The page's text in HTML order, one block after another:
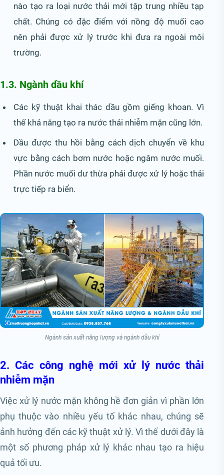
nào tạo ra loại nước thải mới tập trung nhiều tạp
chất. Chúng có đặc điểm với nồng độ muối cao
nên phải được xử lý trước khi đưa ra ngoài môi
trường.
1.3. Ngành dầu khí
Các kỹ thuật khai thác dầu gồm giếng khoan. Vì
thế khả năng tạo ra nước thải nhiễm mặn cũng lớn.
Dầu được thu hồi bằng cách dịch chuyển về khu
vực bằng cách bơm nước hoặc ngâm nước muối.
Phần nước muối dư thừa phải được xử lý hoặc thải
trực tiếp ra biển.
Ngành sản xuất năng lượng và ngành dầu khí
2. Các công nghệ mới xử lý nước thải
nhiễm mặn
Việc xử lý nước mặn không hề đơn giản vì phần lớn
phụ thuộc vào nhiều yếu tố khác nhau, chúng sẽ
ảnh hưởng đến các kỹ thuật xử lý. Vì thế dưới đây là
một số phương pháp xử lý khác nhau tạo ra hiệu
quả tối ưu.